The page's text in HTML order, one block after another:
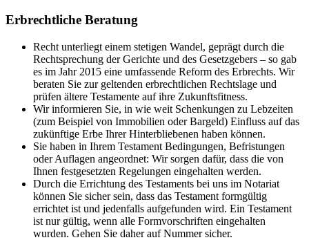
Erbrechtliche Beratung
Recht unterliegt einem stetigen Wandel, geprägt durch die
Rechtsprechung der Gerichte und des Gesetzgebers – so gab
es im Jahr 2015 eine umfassende Reform des Erbrechts. Wir
beraten Sie zur geltenden erbrechtlichen Rechtslage und
prüfen ältere Testamente auf ihre Zukunftsfitness.
Wir informieren Sie, in wie weit Schenkungen zu Lebzeiten
(zum Beispiel von Immobilien oder Bargeld) Einfluss auf das
zukünftige Erbe Ihrer Hinterbliebenen haben können.
Sie haben in Ihrem Testament Bedingungen, Befristungen
oder Auflagen angeordnet: Wir sorgen dafür, dass die von
Ihnen festgesetzten Regelungen eingehalten werden.
Durch die Errichtung des Testaments bei uns im Notariat
können Sie sicher sein, dass das Testament formgültig
errichtet ist und jedenfalls aufgefunden wird. Ein Testament
ist nur gültig, wenn alle Formvorschriften eingehalten
wurden. Gehen Sie daher auf Nummer sicher.